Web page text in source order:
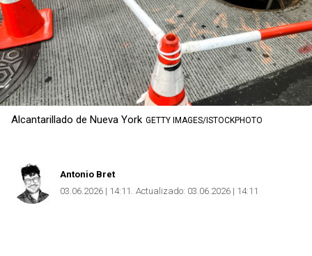
Alcantarillado de Nueva York GETTY IMAGES/ISTOCKPHOTO
Antonio Bret
03.06.2026 | 14:11 Actualizado: 03.06.2026 | 14:11